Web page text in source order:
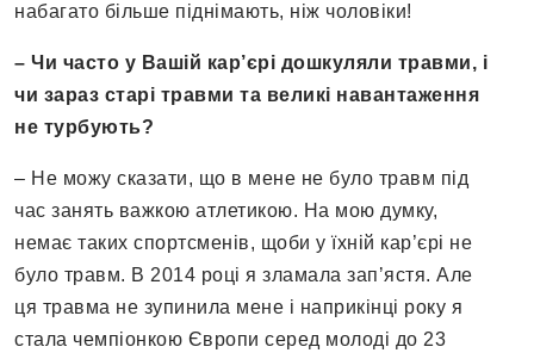
набагато більше піднімають, ніж чоловіки!
– Чи часто у Вашій кар’єрі дошкуляли травми, і
чи зараз старі травми та великі навантаження
не турбують?
– Не можу сказати, що в мене не було травм під
час занять важкою атлетикою. На мою думку,
немає таких спортсменів, щоби у їхній кар’єрі не
було травм. В 2014 році я зламала запʼястя. Але
ця травма не зупинила мене і наприкінці року я
стала чемпіонкою Європи серед молоді до 23